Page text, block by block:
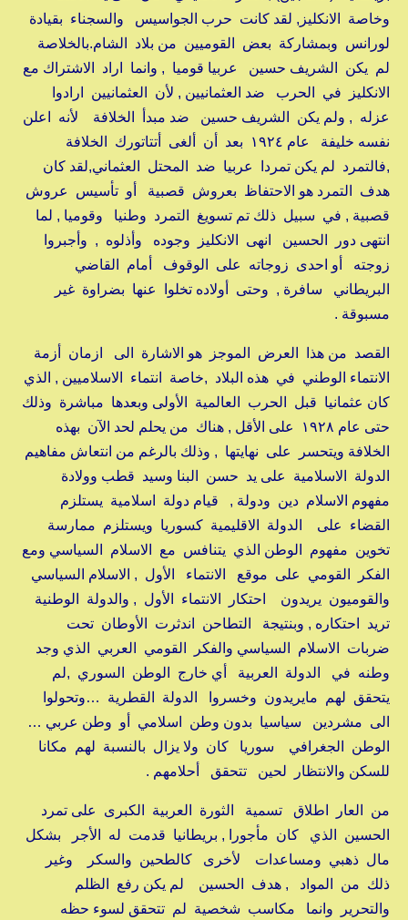
وخاصة الانكليز, لقد كانت حرب الجواسيس والسجناء بقيادة
لورانس وبمشاركة بعض القوميين من بلاد الشام.بالخلاصة
لم يكن الشريف حسين عربيا قوميا , وانما اراد الاشتراك مع
الانكليز في الحرب ضد العثمانيين , لأن العثمانيين ارادوا
عزله , ولم يكن الشريف حسين ضد مبدأ الخلافة لأنه اعلن
نفسه خليفة عام ١٩٢٤ بعد أن ألغى أتتاتورك الخلافة
,فالتمرد لم يكن تمردا عربيا ضد المحتل العثماني,لقد كان
هدف التمرد هو الاحتفاظ بعروش قصبية أو تأسيس عروش
قصبية , في سبيل ذلك تم تسويغ التمرد وطنيا وقوميا , لما
انتهى دور الحسين انهى الانكليز وجوده وأذلوه , وأجبروا
زوجته أو احدى زوجاته على الوقوف أمام القاضي
البريطاني سافرة , وحتى أولاده تخلوا عنها بضراوة غير
مسبوقة .
القصد من هذا العرض الموجز هو الاشارة الى ازمان أزمة
الانتماء الوطني في هذه البلاد ,خاصة انتماء الاسلاميين , الذي
كان عثمانيا قبل الحرب العالمية الأولى وبعدها مباشرة وذلك
حتى عام ١٩٢٨ على الأقل , هناك من يحلم لحد الآن بهذه
الخلافة ويتحسر على نهايتها , وذلك بالرغم من انتعاش مفاهيم
الدولة الاسلامية على يد حسن البنا وسيد قطب وولادة
مفهوم الاسلام دين ودولة , قيام دولة اسلامية يستلزم
القضاء على الدولة الاقليمية كسوريا ويستلزم ممارسة
تخوين مفهوم الوطن الذي يتنافس مع الاسلام السياسي ومع
الفكر القومي على موقع الانتماء الأول , الاسلام السياسي
والقوميون يريدون احتكار الانتماء الأول , والدولة الوطنية
تريد احتكاره , وبنتيجة التطاحن اندثرت الأوطان تحت
ضربات الاسلام السياسي والفكر القومي العربي الذي وجد
وطنه في الدولة العربية أي خارج الوطن السوري ,لم
يتحقق لهم مايريدون وخسروا الدولة القطرية …وتحولوا
الى مشردين سياسيا بدون وطن اسلامي أو وطن عربي …
الوطن الجغرافي سوريا كان ولا يزال بالنسبة لهم مكانا
للسكن والانتظار لحين تتحقق أحلامهم .
من العار اطلاق تسمية الثورة العربية الكبرى على تمرد
الحسين الذي كان مأجورا , بريطانيا قدمت له الأجر بشكل
مال ذهبي ومساعدات لأخرى كالطحين والسكر وغير
ذلك من المواد , هدف الحسين لم يكن رفع الظلم
والتحرير وانما مكاسب شخصية لم تتحقق لسوء حظه